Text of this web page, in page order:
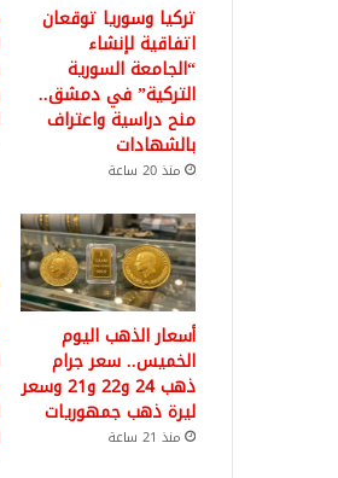
تركيا وسوريا توقعان
اتفاقية لإنشاء
“الجامعة السورية
التركية” في دمشق..
منح دراسية واعتراف
بالشهادات
منذ 20 ساعة
أسعار الذهب اليوم
الخميس.. سعر جرام
ذهب 24 و22 و21 وسعر
ليرة ذهب جمهوريات
منذ 21 ساعة